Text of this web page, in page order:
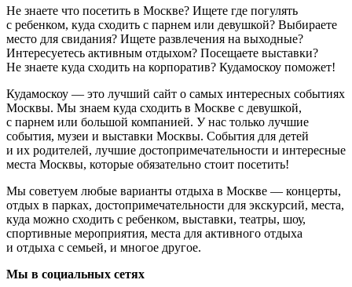
Не знаете что посетить в Москве? Ищете где погулять
с ребенком, куда сходить с парнем или девушкой? Выбираете
место для свидания? Ищете развлечения на выходные?
Интересуетесь активным отдыхом? Посещаете выставки?
Не знаете куда сходить на корпоратив? Кудамоскоу поможет!
Кудамоскоу — это лучший сайт о самых интересных событиях
Москвы. Мы знаем куда сходить в Москве с девушкой,
с парнем или большой компанией. У нас только лучшие
события, музеи и выставки Москвы. События для детей
и их родителей, лучшие достопримечательности и интересные
места Москвы, которые обязательно стоит посетить!
Мы советуем любые варианты отдыха в Москве — концерты,
отдых в парках, достопримечательности для экскурсий, места,
куда можно сходить с ребенком, выставки, театры, шоу,
спортивные мероприятия, места для активного отдыха
и отдыха с семьей, и многое другое.
Мы в социальных сетях